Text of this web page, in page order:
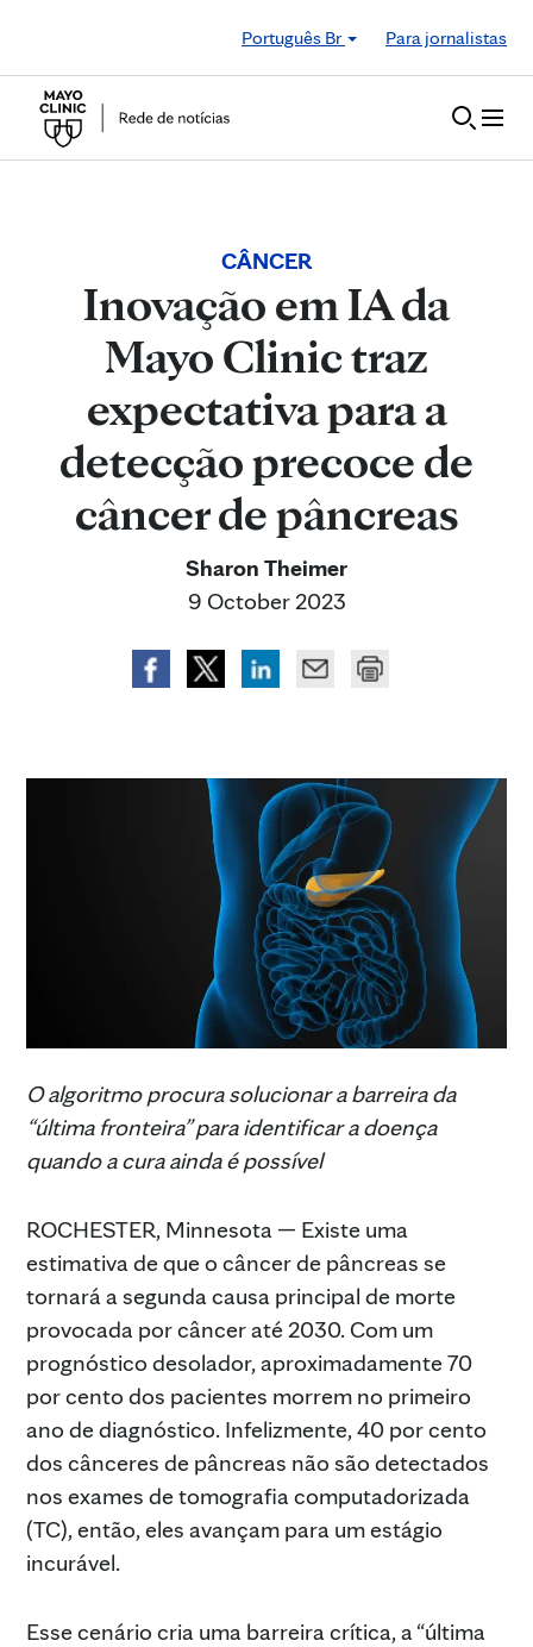
Português Br
Para jornalistas
CÂNCER
Inovação em IA da
Mayo Clinic traz
expectativa para a
detecção precoce de
câncer de pâncreas
Sharon Theimer
9 October 2023
O algoritmo procura solucionar a barreira da
“última fronteira” para identificar a doença
quando a cura ainda é possível
ROCHESTER, Minnesota — Existe uma
estimativa de que o câncer de pâncreas se
tornará a segunda causa principal de morte
provocada por câncer até 2030. Com um
prognóstico desolador, aproximadamente 70
por cento dos pacientes morrem no primeiro
ano de diagnóstico. Infelizmente, 40 por cento
dos cânceres de pâncreas não são detectados
nos exames de tomografia computadorizada
(TC), então, eles avançam para um estágio
incurável.
Esse cenário cria uma barreira crítica, a “última